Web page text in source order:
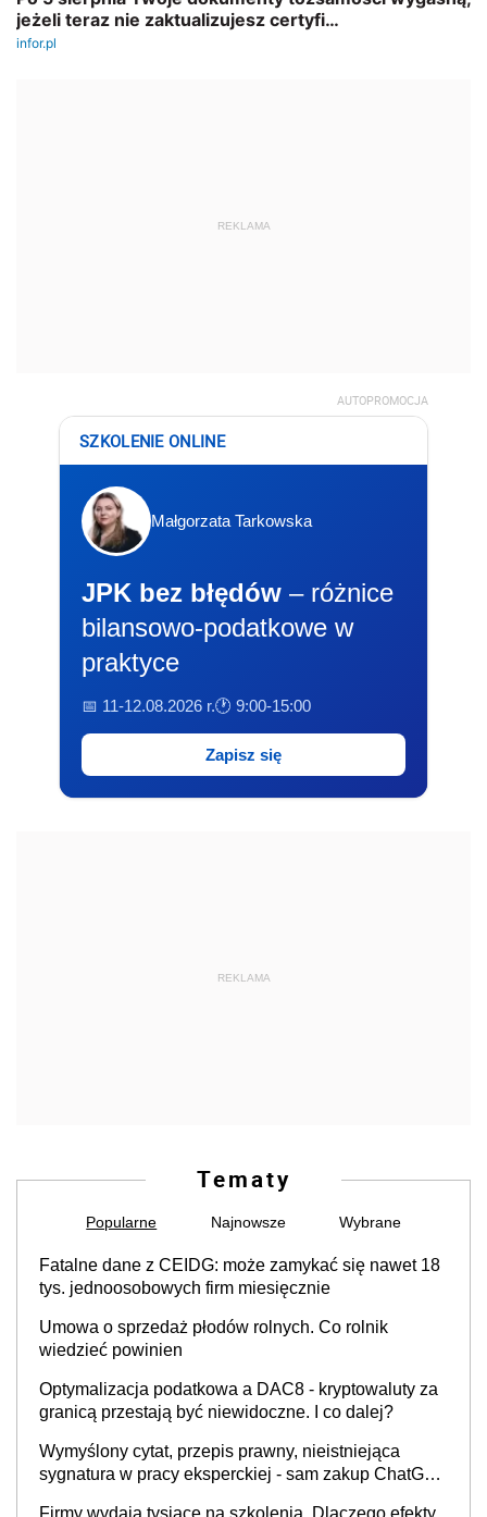
REKLAMA
AUTOPROMOCJA
SZKOLENIE ONLINE
Małgorzata Tarkowska
JPK bez błędów – różnice
bilansowo-podatkowe w
praktyce
📅 11-12.08.2026 r.🕐 9:00-15:00
Zapisz się
REKLAMA
Tematy
Popularne Najnowsze Wybrane
Fatalne dane z CEIDG: może zamykać się nawet 18
tys. jednoosobowych firm miesięcznie
Umowa o sprzedaż płodów rolnych. Co rolnik
wiedzieć powinien
Optymalizacja podatkowa a DAC8 - kryptowaluty za
granicą przestają być niewidoczne. I co dalej?
Wymyślony cytat, przepis prawny, nieistniejąca
sygnatura w pracy eksperckiej - sam zakup ChatGPT
Firmy wydają tysiące na szkolenia. Dlaczego efekty